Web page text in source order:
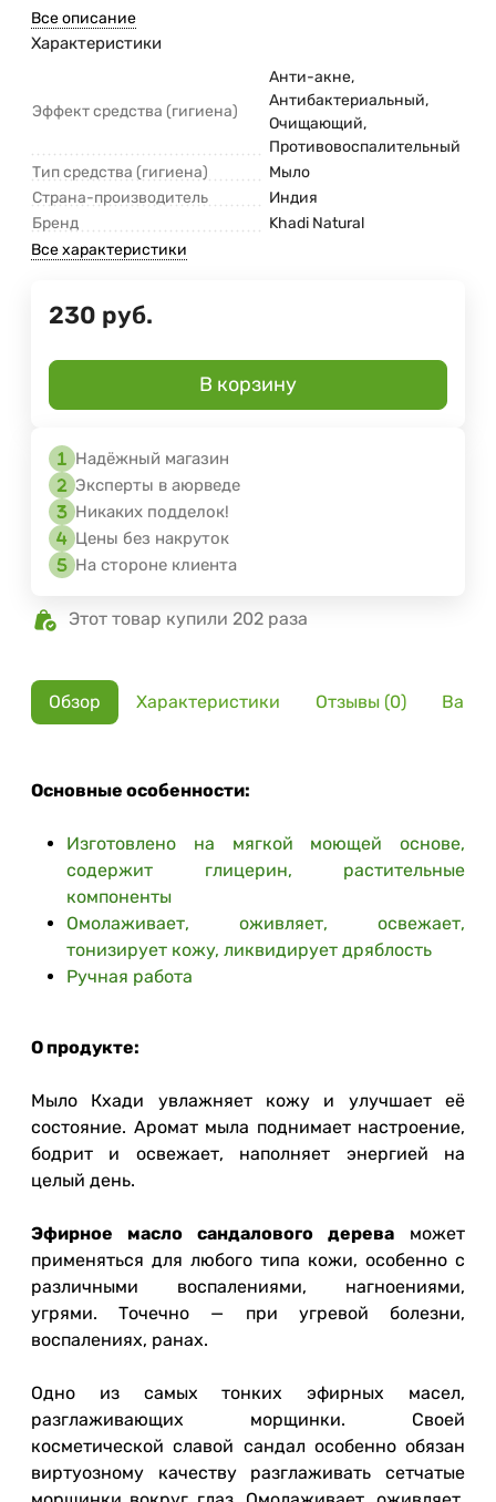
Все описание
Характеристики
Эффект средства (гигиена)
Анти-акне,
Антибактериальный,
Очищающий,
Противовоспалительный
Тип средства (гигиена)
Мыло
Страна-производитель
Индия
Бренд
Khadi Natural
Все характеристики
230 руб.
В корзину
Надёжный магазин
Эксперты в аюрведе
Никаких подделок!
Цены без накруток
На стороне клиента
Этот товар купили 202 раза
Обзор Характеристики Отзывы (0)
Основные особенности:
Изготовлено на мягкой моющей основе,
содержит глицерин, растительные
компоненты
Омолаживает, оживляет, освежает,
тонизирует кожу, ликвидирует дряблость
Ручная работа
О продукте:
Мыло Кхади увлажняет кожу и улучшает её
состояние. Аромат мыла поднимает настроение,
бодрит и освежает, наполняет энергией на
целый день.
Эфирное масло сандалового дерева может
применяться для любого типа кожи, особенно с
различными воспалениями, нагноениями,
угрями. Точечно — при угревой болезни,
воспалениях, ранах.
Одно из самых тонких эфирных масел,
разглаживающих морщинки. Своей
косметической славой сандал особенно обязан
виртуозному качеству разглаживать сетчатые